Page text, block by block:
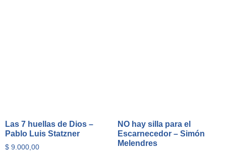
Las 7 huellas de Dios –
Pablo Luis Statzner
$ 9.000,00
NO hay silla para el
Escarnecedor – Simón
Melendres